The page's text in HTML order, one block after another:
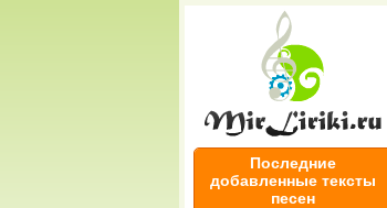
Последние
добавленные тексты
песен